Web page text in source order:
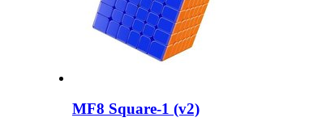
MF8 Square-1 (v2)